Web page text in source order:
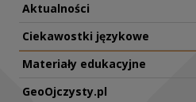
Aktualności
Ciekawostki językowe
Materiały edukacyjne
GeoOjczysty.pl